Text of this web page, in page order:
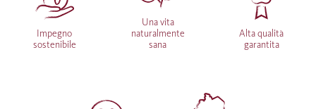
Impegno
sostenibile
Una vita
naturalmente
sana
Alta qualità
garantita